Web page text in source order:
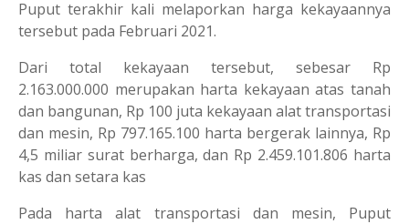
Puput terakhir kali melaporkan harga kekayaannya
tersebut pada Februari 2021.
Dari total kekayaan tersebut, sebesar Rp
2.163.000.000 merupakan harta kekayaan atas tanah
dan bangunan, Rp 100 juta kekayaan alat transportasi
dan mesin, Rp 797.165.100 harta bergerak lainnya, Rp
4,5 miliar surat berharga, dan Rp 2.459.101.806 harta
kas dan setara kas
Pada harta alat transportasi dan mesin, Puput